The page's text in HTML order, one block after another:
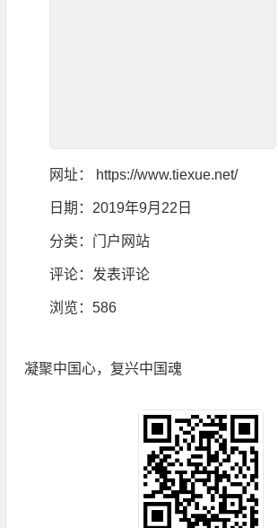
网址： https://www.tiexue.net/
日期：2019年9月22日
分类： 门户网站
评论： 发表评论
浏览 ：586
凝聚中国心，复兴中国魂